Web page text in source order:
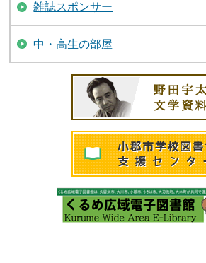
雑誌スポンサー
中・高生の部屋